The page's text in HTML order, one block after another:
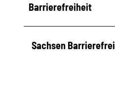
Barrierefreiheit
Sachsen Barrierefrei